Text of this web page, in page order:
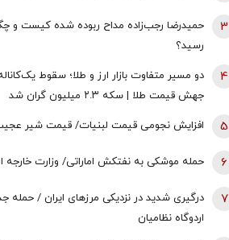
حمیدرضا رجب‌زاده مداح ربوده شده کیست و
رسید؟
3
دو مسیر متفاوت بازار ارز و طلا؛ سقوط یک‌کاناله
جهش قیمت طلا | سکه ۲.۳ میلیون گران شد
4
افزایش نجومی قیمت لبنیات/ قیمت شیر 5
حمله موشکی به نفتکش اماراتی/ وزارت خارجه 6
درگیری شدید در نزدیکی مرز‌های ایران / حمله
اردوگاه نظامیان
7